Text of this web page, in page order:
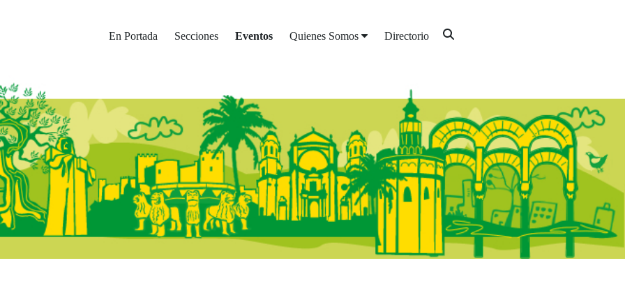
En Portada Secciones Eventos Quienes Somos Directorio